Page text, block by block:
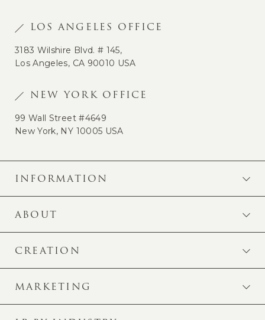
LOS ANGELES OFFICE
3183 Wilshire Blvd. # 145,
Los Angeles, CA 90010 USA
NEW YORK OFFICE
99 Wall Street #4649
New York, NY 10005 USA
INFORMATION
ABOUT
CREATION
MARKETING